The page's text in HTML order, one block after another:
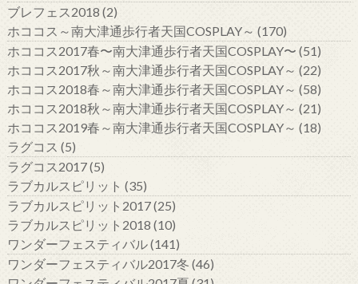
ブレフェス2018 (2)
ホココス～南大津通歩行者天国COSPLAY～ (170)
ホココス2017春〜南大津通歩行者天国COSPLAY〜 (51)
ホココス2017秋～南大津通歩行者天国COSPLAY～ (22)
ホココス2018春～南大津通歩行者天国COSPLAY～ (58)
ホココス2018秋～南大津通歩行者天国COSPLAY～ (21)
ホココス2019春～南大津通歩行者天国COSPLAY～ (18)
ラグコス (5)
ラグコス2017(5)
ラブカルスピリット (35)
ラブカルスピリット2017(25)
ラブカルスピリット2018 (10)
ワンダーフェスティバル(141)
ワンダーフェスティバル2017冬 (46)